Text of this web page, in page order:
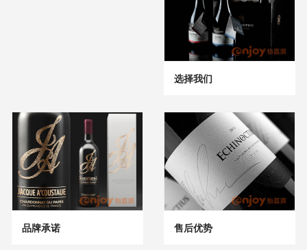
选择我们
品牌承诺 售后优势